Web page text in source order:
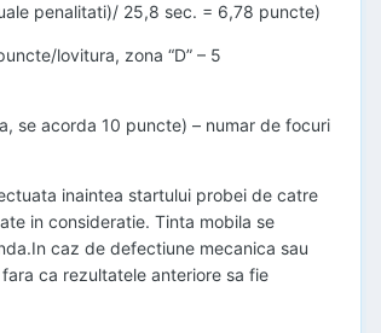
penalitati)/ 25,8 sec. = 6,78 puncte)
lovitura, zona “D” – 5
se acorda 10 puncte) – numar de focuri
inaintea startului probei de catre
in consideratie. Tinta mobila se
caz de defectiune mecanica sau
ca rezultatele anteriore sa fie